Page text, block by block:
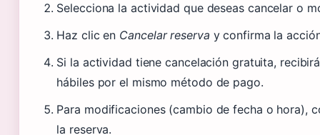
Selecciona la actividad que deseas cancelar o
Haz clic en Cancelar reserva y confirma la
Si la actividad tiene cancelación gratuita,
hábiles por el mismo método de pago.
Para modificaciones (cambio de fecha o hora),
la reserva.